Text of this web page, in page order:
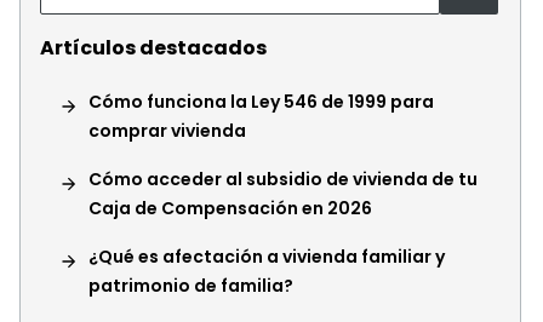
Artículos destacados
Cómo funciona la Ley 546 de 1999 para
comprar vivienda
Cómo acceder al subsidio de vivienda de tu
Caja de Compensación en 2026
¿Qué es afectación a vivienda familiar y
patrimonio de familia?